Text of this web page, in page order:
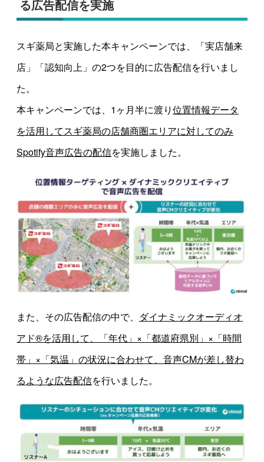
る広告配信を実施
スギ薬局と実施した本キャンペーンでは、「実店舗来
店」「認知向上」の2つを目的に広告配信を行いまし
た。
本キャンペーンでは、1ヶ月半に渡り位置情報データ
を活用してスギ薬局の店舗商圏エリアに対してのみ
Spotify音声広告の配信を実施しました。
また、その広告配信の中で、 ダイナミックオーディオ
アド®を活用して、「年代」×「都道府県別」×「時間
帯」×「気温」の状況に合わせて、音声CMが差し替わ
るような広告配信を行いました。